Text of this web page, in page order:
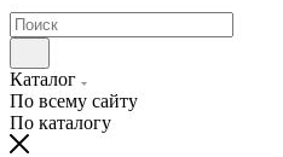
Каталог
По всему сайту
По каталогу